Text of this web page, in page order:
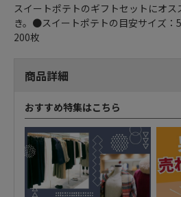
スイートポテトのギフトセットにオ
き。●スイートポテトの目安サイズ
200枚
商品詳細
おすすめ特集はこちら